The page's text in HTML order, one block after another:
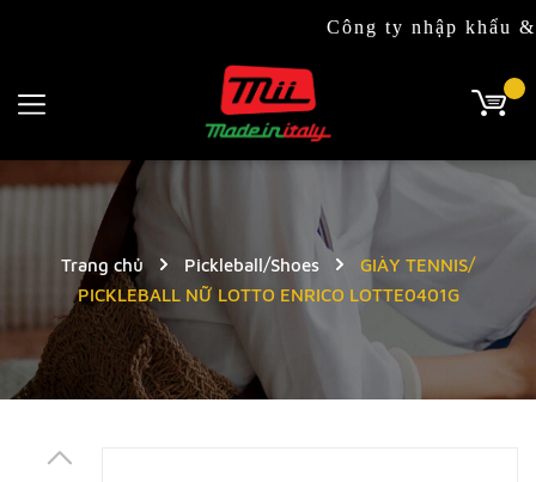
Công ty nhập khẩu &
Trang chủ Pickleball/Shoes
GIÀY TENNIS/
PICKLEBALL NỮ LOTTO ENRICO LOTTE0401G